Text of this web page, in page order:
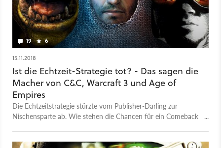
besten Command & Conquer-Spiele landete Alarmstufe Rot 3
übrigens nur auf Platz 9, der Fokus auf ein Koop-
Missionsdesign sorgte nicht bei allen Fans der Reihe für
Freude.
19 6
15.11.2018
Ist die Echtzeit-Strategie tot? - Das sagen die
Macher von C&C, Warcraft 3 und Age of
Empires
Die Echtzeitstrategie stürzte vom Publisher-Darling zur
Nischensparte ab. Wie stehen die Chancen für ein Comeback